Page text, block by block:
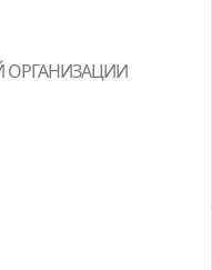
ОРГАНИЗАЦИИ